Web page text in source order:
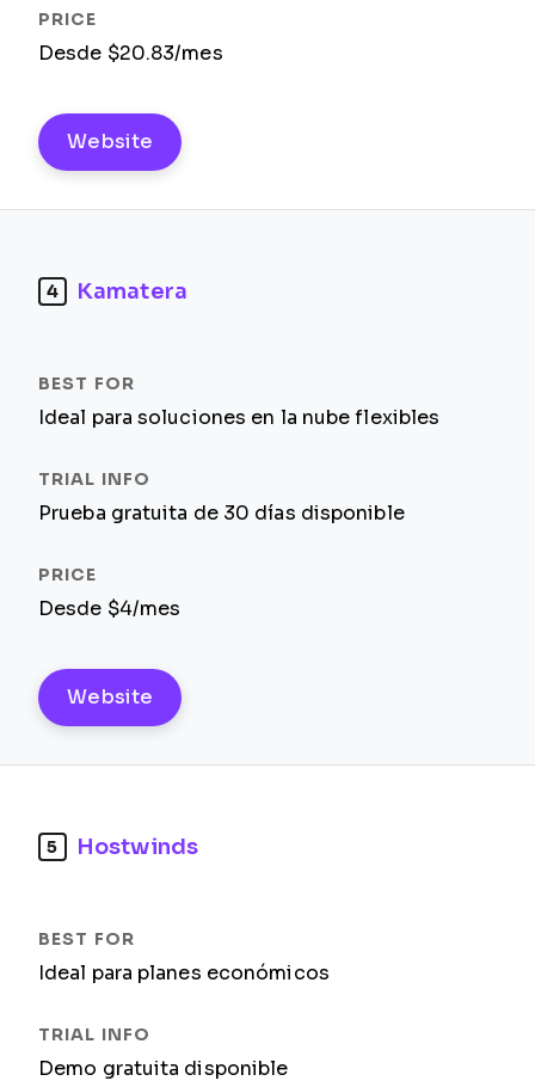
Desde $20.83/mes
Website
4 Kamatera
Ideal para soluciones en la nube flexibles
Prueba gratuita de 30 días disponible
Desde $4/mes
Website
5 Hostwinds
Ideal para planes económicos
Demo gratuita disponible